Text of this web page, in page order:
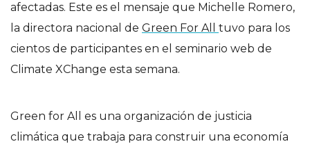
afectadas. Este es el mensaje que Michelle Romero,
la directora nacional de Green For All tuvo para los
cientos de participantes en el seminario web de
Climate XChange esta semana.
Green for All es una organización de justicia
climática que trabaja para construir una economía